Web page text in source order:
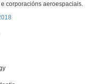
corporacións aeroespaciais.
2018